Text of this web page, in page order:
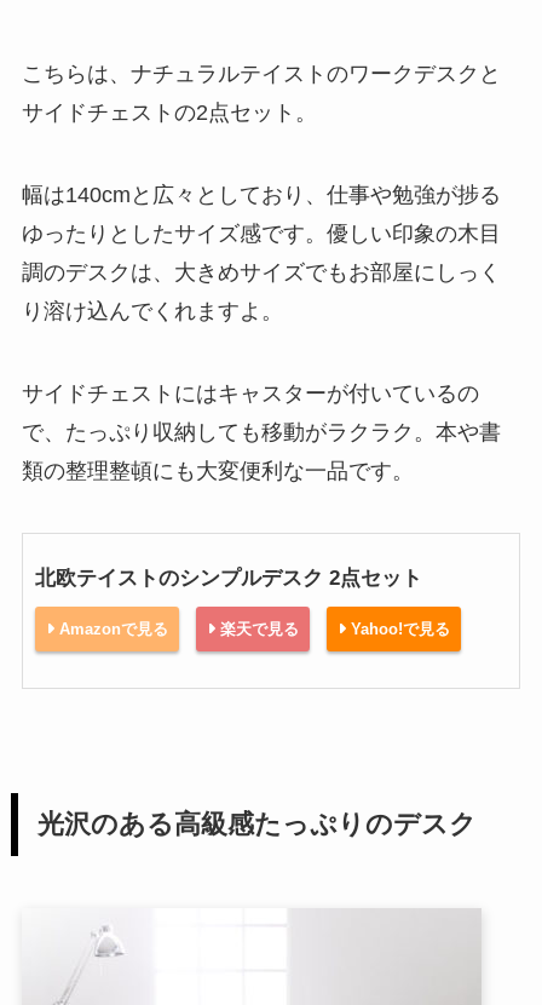
こちらは、ナチュラルテイストのワークデスクと
サイドチェストの2点セット。
幅は140cmと広々としており、仕事や勉強が捗る
ゆったりとしたサイズ感です。優しい印象の木目
調のデスクは、大きめサイズでもお部屋にしっく
り溶け込んでくれますよ。
サイドチェストにはキャスターが付いているの
で、たっぷり収納しても移動がラクラク。本や書
類の整理整頓にも大変便利な一品です。
北欧テイストのシンプルデスク 2点セット
Amazonで見る 楽天で見る Yahoo!で見る
光沢のある高級感たっぷりのデスク